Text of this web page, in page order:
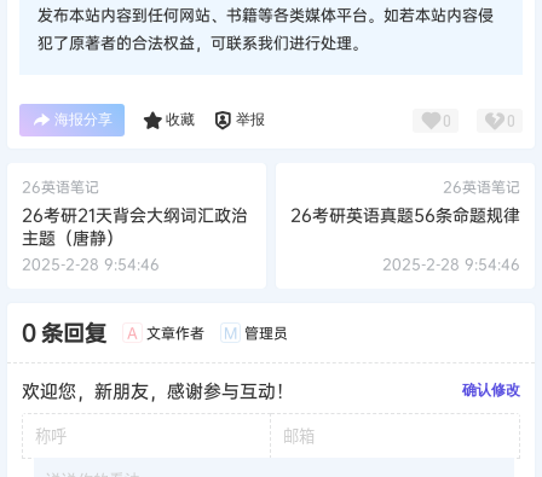
发布本站内容到任何网站、书籍等各类媒体平台。如若本站内容侵
犯了原著者的合法权益，可联系我们进行处理。
海报分享 收藏 举报 0 0
26英语笔记
26考研21天背会大纲词汇政治
主题（唐静）
2025-2-28 9:54:46
26英语笔记
26考研英语真题56条命题规律
2025-2-28 9:54:46
0 条回复 A 文章作者 M 管理员
欢迎您，新朋友，感谢参与互动！ 确认修改